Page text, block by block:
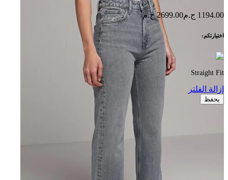
1194.00 ج.م 2699.00 ج.م
اختيارتكم:
Straight Fit
إزالة الفلتر
يحفظ